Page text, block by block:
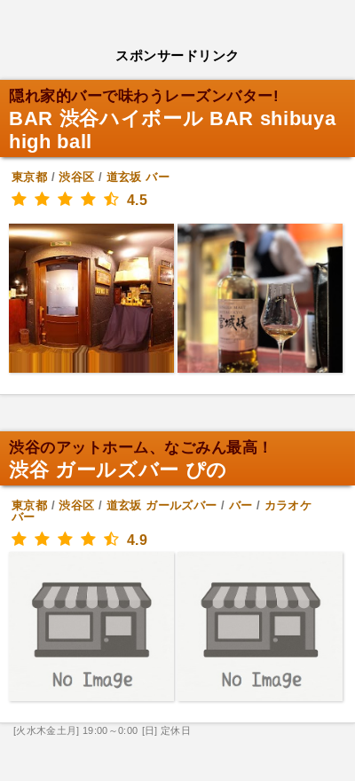
スポンサードリンク
隠れ家的バーで味わうレーズンバター!
BAR 渋谷ハイボール BAR shibuya
high ball
東京都 /渋谷区 / 道玄坂 バー
4.5
渋谷のアットホーム、なごみん最高！
渋谷 ガールズバー ぴの
東京都 /渋谷区 / 道玄坂 ガールズバー / バー / カラオケ
バー
4.9
[火水木金土月] 19:00～0:00 [日] 定休日